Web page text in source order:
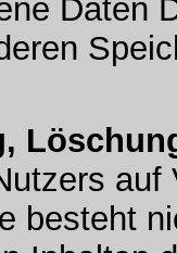
Daten
besteht